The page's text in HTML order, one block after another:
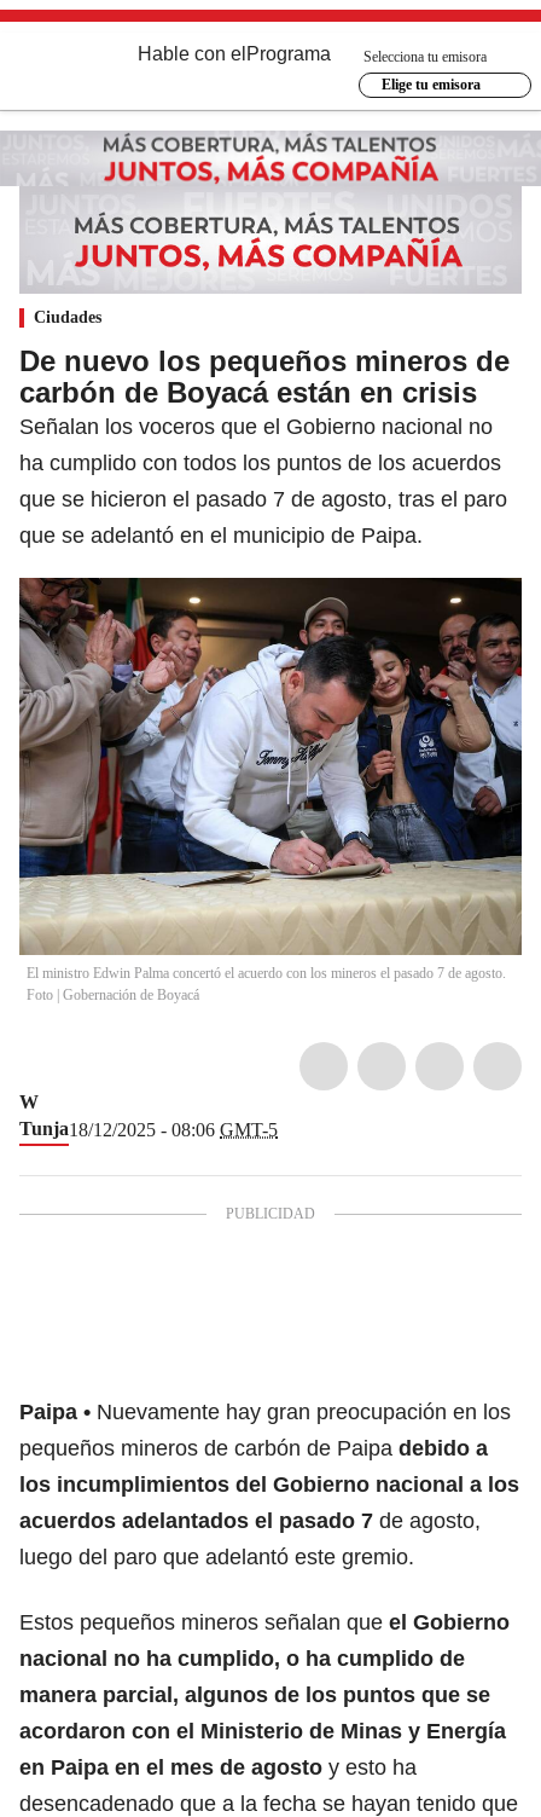
Hable con el Programa
Selecciona tu emisora
Elige tu emisora
Ciudades
De nuevo los pequeños mineros de
carbón de Boyacá están en crisis
Señalan los voceros que el Gobierno nacional no
ha cumplido con todos los puntos de los acuerdos
que se hicieron el pasado 7 de agosto, tras el paro
que se adelantó en el municipio de Paipa.
El ministro Edwin Palma concertó el acuerdo con los mineros el pasado 7 de agosto.
Foto | Gobernación de Boyacá
W
Tunja18/12/2025 - 08:06 GMT-5
Paipa
Nuevamente hay gran preocupación en los
pequeños mineros de carbón de Paipa debido a
los incumplimientos del Gobierno nacional a los
acuerdos adelantados el pasado 7 de agosto,
luego del paro que adelantó este gremio.
Estos pequeños mineros señalan que el Gobierno
nacional no ha cumplido, o ha cumplido de
manera parcial, algunos de los puntos que se
acordaron con el Ministerio de Minas y Energía
en Paipa en el mes de agosto y esto ha
desencadenado que a la fecha se hayan tenido que